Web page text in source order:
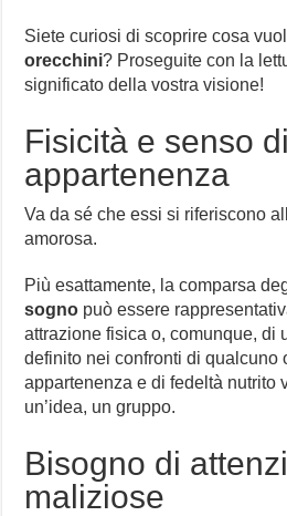
Siete curiosi di scoprire cosa
orecchini? Proseguite con la
significato della vostra visione!
Fisicità e senso di
appartenenza
Va da sé che essi si riferiscono
amorosa.
Più esattamente, la comparsa
sogno può essere
attrazione fisica o, comunque, di
definito nei confronti di qualcuno
appartenenza e di fedeltà nutrito
un’idea, un gruppo.
Bisogno di
maliziose